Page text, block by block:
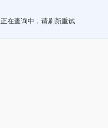
正在查询中，请刷新重试